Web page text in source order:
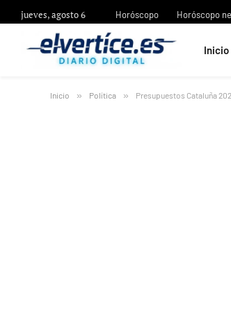
jueves, agosto 6 Horóscopo Horóscopo
Inicio
Inicio » Política » Presupuestos Cataluña